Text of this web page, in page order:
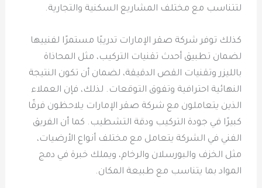
لتتناسب مع مختلف المشاريع السكنية والتجارية.
كذلك توفر شركة صقر الإمارات تدريبًا مستمرًا لفنييها
لضمان تطبيق أحدث تقنيات التركيب، مثل المحاذاة
بالليزر وتقنيات القص الدقيقة، لضمان أن تكون النتيجة
النهائية احترافية وتفوق التوقعات. لذلك، فإن العملاء
الذين يتعاملون مع شركة صقر الإمارات يلاحظون فرقًا
كبيرًا في جودة التركيب ودقة التشطيب. كما أن الفريق
الفني في الشركة يتعامل مع مختلف أنواع الأرضيات،
مثل الخزف والبورسلان والرخام، ويملك خبرة في دمج
المواد بما يتناسب مع طبيعة المكان.